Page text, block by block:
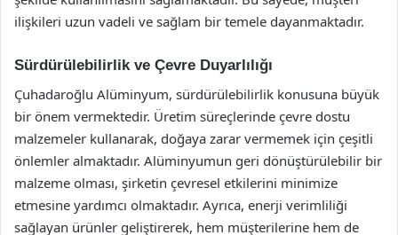
ilişkileri uzun vadeli ve sağlam bir temele dayanmaktadır.
Sürdürülebilirlik ve Çevre Duyarlılığı
Çuhadaroğlu Alüminyum, sürdürülebilirlik konusuna büyük
bir önem vermektedir. Üretim süreçlerinde çevre dostu
malzemeler kullanarak, doğaya zarar vermemek için çeşitli
önlemler almaktadır. Alüminyumun geri dönüştürülebilir bir
malzeme olması, şirketin çevresel etkilerini minimize
etmesine yardımcı olmaktadır. Ayrıca, enerji verimliliği
sağlayan ürünler geliştirerek, hem müşterilerine hem de